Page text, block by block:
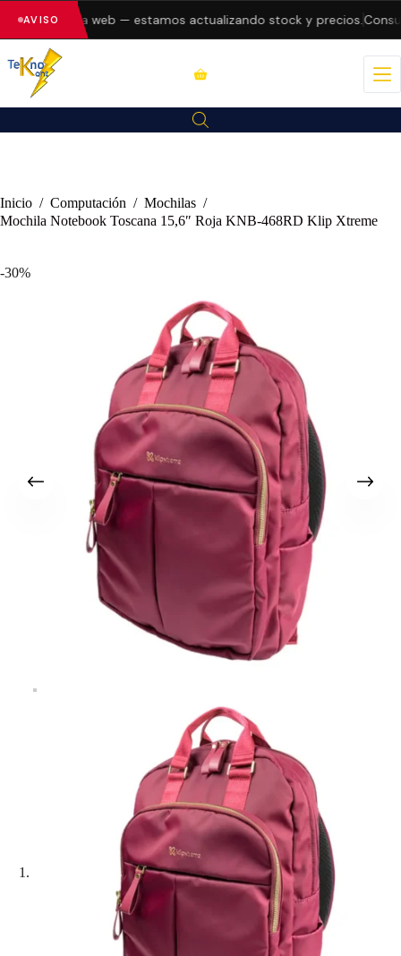
AVISOen la web — estamos actualizando stock y precios.
Inicio / Computación / Mochilas /
Mochila Notebook Toscana 15,6″ Roja KNB-468RD Klip Xtreme
-30%